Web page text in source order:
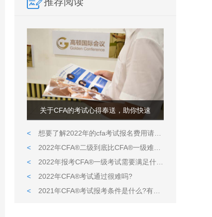
关于CFA的考试心得奉送，助你快速
<
想要了解2022年的cfa考试报名费用请看这里
<
2022年CFA®二级到底比CFA®一级难在哪儿?
<
2022年报考CFA®一级考试需要满足什么条件?
<
2022年CFA®考试通过很难吗?
<
2021年CFA®考试报考条件是什么?有什么限定吗?